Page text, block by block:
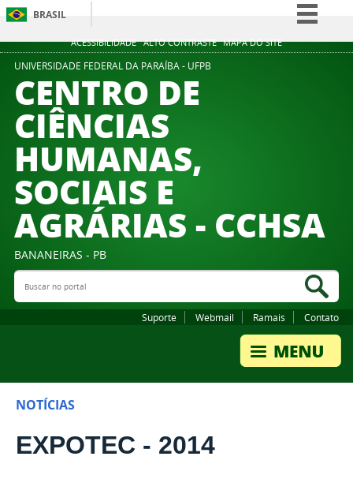
ACESSIBILIDADE ALTO CONTRASTE MAPA DO SITE
BRASIL
Simplifique!
UNIVERSIDADE FEDERAL DA PARAÍBA - UFPB
CENTRO DE
CIÊNCIAS
HUMANAS,
SOCIAIS E
AGRÁRIAS - CCHSA
BANANEIRAS - PB
Buscar no portal
Suporte Webmail Ramais Contato
NOTÍCIAS
EXPOTEC - 2014